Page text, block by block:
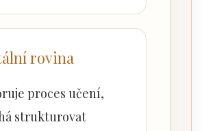
rovina
proces učení,
strukturovat